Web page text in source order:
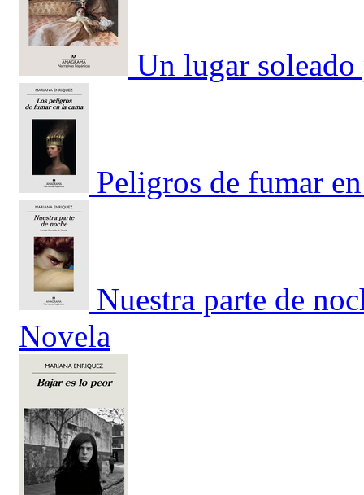
Un lugar soleado
Peligros de fumar
Nuestra parte de
Novela